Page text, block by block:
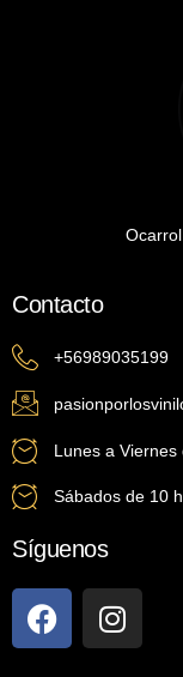
Contacto
+56989035199
Lunes a
Sábados de 10
Síguenos